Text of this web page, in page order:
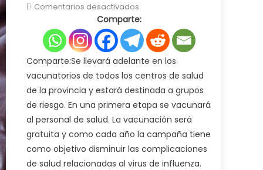
Comentarios desactivados
Ministerio
Salud
pone
en
marcha
la
campaña
de
vacunación
antigripal
2025
Comparte:
Comparte:Se llevará adelante en los
vacunatorios de todos los centros de salud
de la provincia y estará destinada a grupos
de riesgo. En una primera etapa se vacunará
al personal de salud. La vacunación será
gratuita y como cada año la campaña tiene
como objetivo disminuir las complicaciones
de salud relacionadas al virus de influenza.